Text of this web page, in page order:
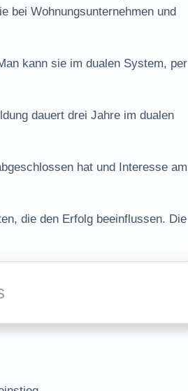
bei Wohnungsunternehmen und
kann sie im dualen System, per
dauert drei Jahre im dualen
hat und Interesse am
die den Erfolg beeinflussen. Die